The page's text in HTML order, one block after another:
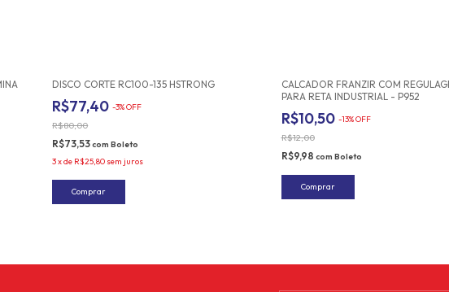
DISCO CORTE RC100-135 HSTRONG
R$77,40-3%OFF
R$80,00
R$73,53com Boleto
3xde R$25,80 sem juros
CALCADOR FRANZIR COM
PARA RETA INDUSTRIAL - P952
R$10,50 -13%OFF
R$12,00
R$9,98 com Boleto